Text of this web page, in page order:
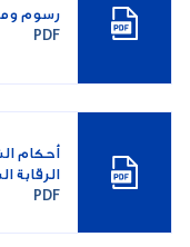
رسوم
PDF
أحكام
الرقابة
الخاصة
PDF